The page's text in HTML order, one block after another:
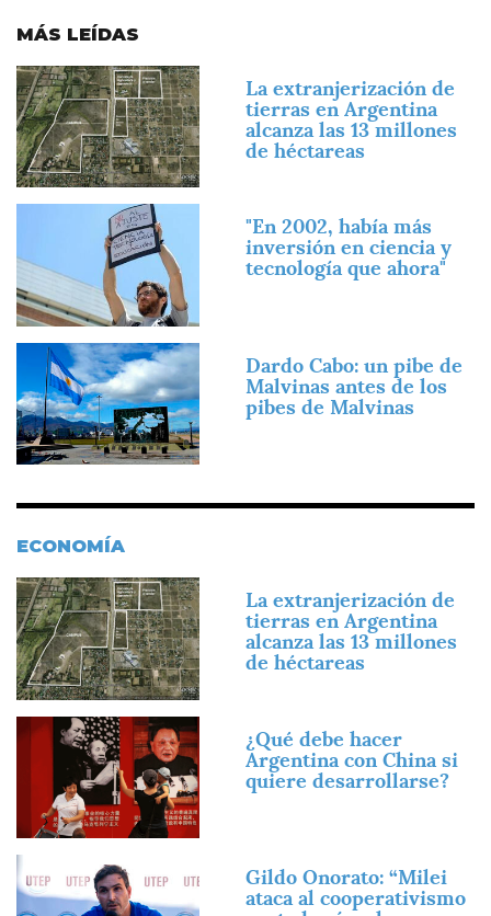
MÁS LEÍDAS
Imagen
La extranjerización de
tierras en Argentina
alcanza las 13 millones
de héctareas
"En 2002, había más
inversión en ciencia y
tecnología que ahora"
Imagen
Dardo Cabo: un pibe de
Malvinas antes de los
pibes de Malvinas
ECONOMÍA
Imagen
La extranjerización de
tierras en Argentina
alcanza las 13 millones
de héctareas
Imagen
¿Qué debe hacer
Argentina con China si
quiere desarrollarse?
Gildo Onorato: “Milei
ataca al cooperativismo